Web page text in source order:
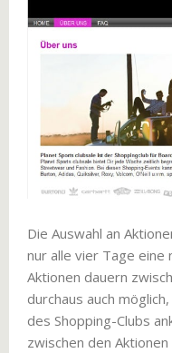
Die Auswahl an
nur alle vier Tage eine
Aktionen dauern
durchaus auch
des Shopping-Clubs
zwischen den